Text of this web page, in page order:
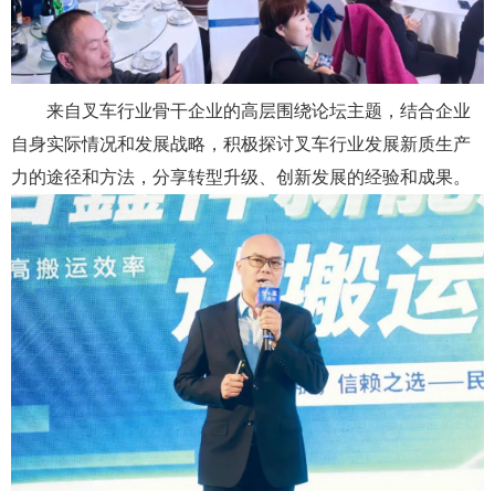
来自叉车行业骨干企业的高层围绕论坛主题，结合企业
自身实际情况和发展战略，积极探讨叉车行业发展新质生产
力的途径和方法，分享转型升级、创新发展的经验和成果。